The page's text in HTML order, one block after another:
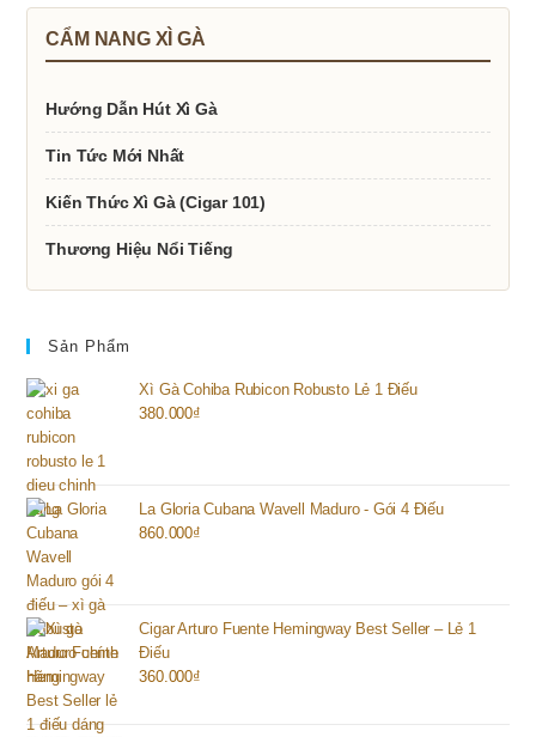
CẨM NANG XÌ GÀ
Hướng Dẫn Hút Xì Gà
Tin Tức Mới Nhất
Kiến Thức Xì Gà (Cigar 101)
Thương Hiệu Nổi Tiếng
Sản Phẩm
Xì Gà Cohiba Rubicon Robusto Lẻ 1 Điếu
380.000₫
La Gloria Cubana Wavell Maduro - Gói 4 Điếu
860.000₫
Cigar Arturo Fuente Hemingway Best Seller – Lẻ 1
Điếu
360.000₫